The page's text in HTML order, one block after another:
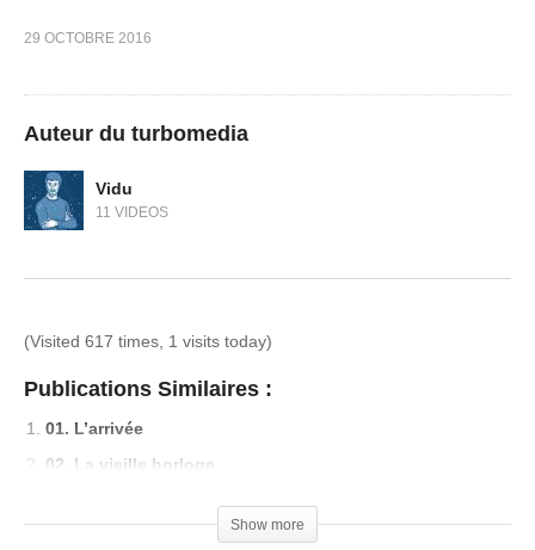
29 OCTOBRE 2016
Auteur du turbomedia
Vidu
11 VIDEOS
(Visited 617 times, 1 visits today)
Publications Similaires :
01. L’arrivée
02. La vieille horloge
Show more